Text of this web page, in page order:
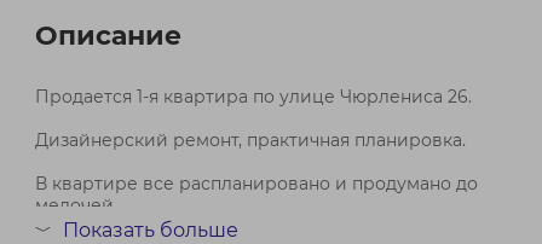
Описание
Продается 1-я квартира по улице Чюрлениса 26.
Дизайнерский ремонт, практичная планировка.
В квартире все распланировано и продумано до
мелочей.
﹀ Показать больше